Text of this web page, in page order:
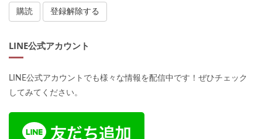
LINE公式アカウント
LINE公式アカウントでも様々な情報を配信中です！ぜひチェック
してみてください。